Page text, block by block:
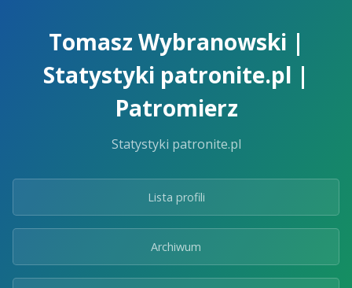
Tomasz Wybranowski |
Statystyki patronite.pl |
Patromierz
Statystyki patronite.pl
Lista profili
Archiwum